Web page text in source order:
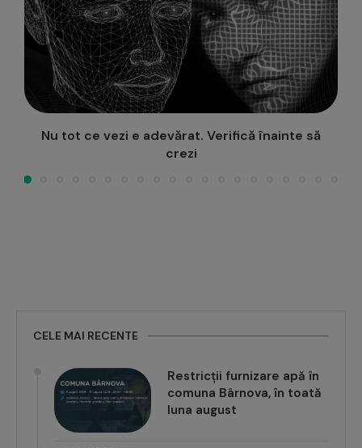
Cursuri gratuite pentru studenți, la Casa de
Cultură a Studenților...
CELE MAI RECENTE
Restricții furnizare apă în
comuna Bârnova, în toată
luna august